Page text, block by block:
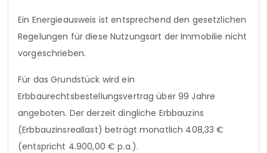
Ein Energieausweis ist entsprechend den gesetzlichen
Regelungen für diese Nutzungsart der Immobilie nicht
vorgeschrieben.
Für das Grundstück wird ein
Erbbaurechtsbestellungsvertrag über 99 Jahre
angeboten. Der derzeit dingliche Erbbauzins
(Erbbauzinsreallast) beträgt monatlich 408,33 €
(entspricht 4.900,00 € p.a.).